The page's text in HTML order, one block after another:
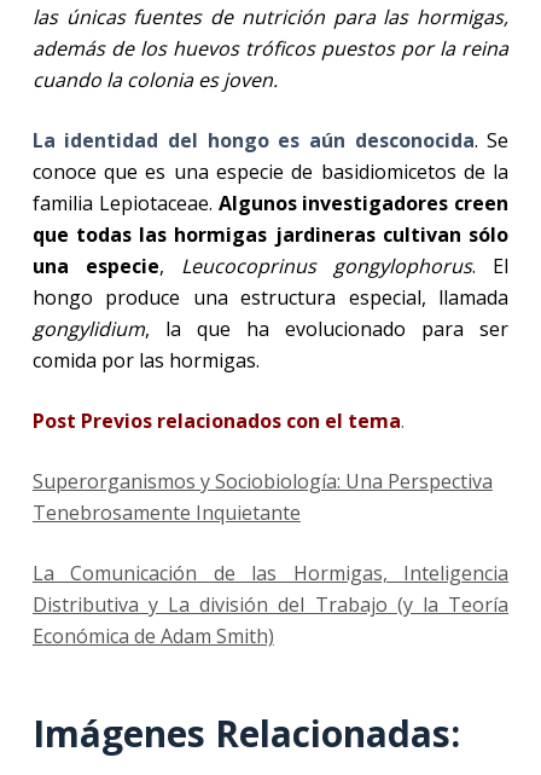
las únicas fuentes de nutrición para las hormigas,
además de los huevos tróficos puestos por la reina
cuando la colonia es joven.
La identidad del hongo es aún desconocida. Se
conoce que es una especie de basidiomicetos de la
familia Lepiotaceae. Algunos investigadores creen
que todas las hormigas jardineras cultivan sólo
una especie, Leucocoprinus gongylophorus. El
hongo produce una estructura especial, llamada
gongylidium, la que ha evolucionado para ser
comida por las hormigas.
Post Previos relacionados con el tema.
Superorganismos y Sociobiología: Una Perspectiva
Tenebrosamente Inquietante
La Comunicación de las Hormigas, Inteligencia
Distributiva y La división del Trabajo (y la Teoría
Económica de Adam Smith)
Imágenes Relacionadas: